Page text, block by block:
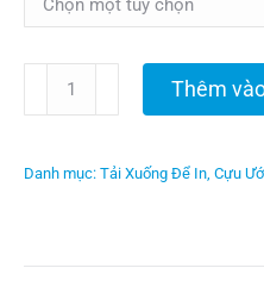
Thêm
Danh mục: Tải Xuống Để In, Cựu